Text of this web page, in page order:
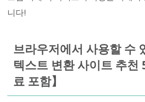
니다!
브라우저에서 사용할 수
텍스트 변환 사이트 추천
료 포함】